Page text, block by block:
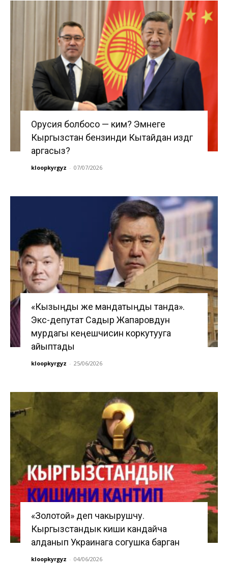
Орусия болбосо — ким? Эмнеге
Кыргызстан бензинди Кытайдан издөөгө
аргасыз?
kloopkyrgyz - 07/07/2026
«Кызыңды же мандатыңды танда».
Экс-депутат Садыр Жапаровдун
мурдагы кеңешчисин коркутууга
айыптады
kloopkyrgyz - 25/06/2026
«Золотой» деп чакырушчу.
Кыргызстандык киши кандайча
алданып Украинага согушка барган
kloopkyrgyz - 04/06/2026